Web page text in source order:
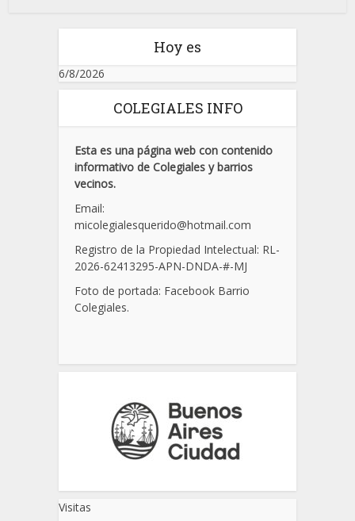
Hoy es
6/8/2026
COLEGIALES INFO
Esta es una página web con contenido
informativo de Colegiales y barrios
vecinos.
Email:
micolegialesquerido@hotmail.com
Registro de la Propiedad Intelectual: RL-
2026-62413295-APN-DNDA-#-MJ
Foto de portada: Facebook Barrio
Colegiales.
Visitas